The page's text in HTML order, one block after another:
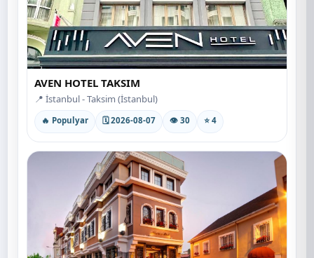
AVEN HOTEL TAKSIM
📍 İstanbul - Taksim (İstanbul)
🔥 Populyar 🗓 2026-08-07 👁 30 ⭐ 4